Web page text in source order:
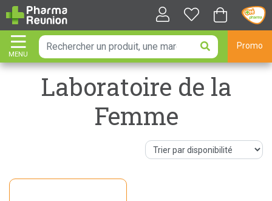
MENU
AFFICHER LA NAVIGATION
Promo
Laboratoire de la
Femme